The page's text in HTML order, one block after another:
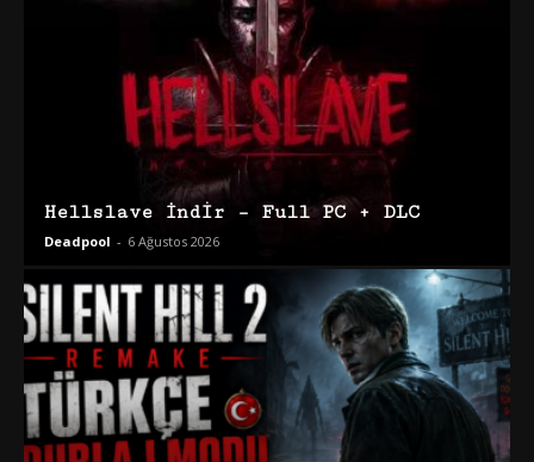
Hellslave İndir – Full PC + DLC
Deadpool - 6 Ağustos 2026